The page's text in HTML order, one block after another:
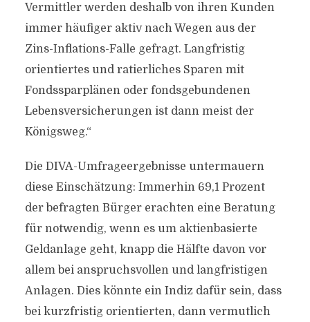
Vermittler werden deshalb von ihren Kunden
immer häufiger aktiv nach Wegen aus der
Zins-Inflations-Falle gefragt. Langfristig
orientiertes und ratierliches Sparen mit
Fondssparplänen oder fondsgebundenen
Lebensversicherungen ist dann meist der
Königsweg.“
Die DIVA-Umfrageergebnisse untermauern
diese Einschätzung: Immerhin 69,1 Prozent
der befragten Bürger erachten eine Beratung
für notwendig, wenn es um aktienbasierte
Geldanlage geht, knapp die Hälfte davon vor
allem bei anspruchsvollen und langfristigen
Anlagen. Dies könnte ein Indiz dafür sein, dass
bei kurzfristig orientierten, dann vermutlich